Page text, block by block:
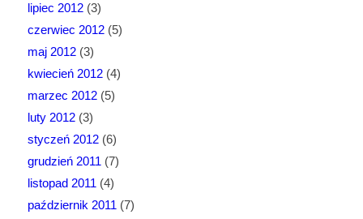
lipiec 2012(3)
czerwiec 2012(5)
maj 2012(3)
kwiecień 2012(4)
marzec 2012(5)
luty 2012(3)
styczeń 2012(6)
grudzień 2011 (7)
listopad 2011 (4)
październik 2011 (7)